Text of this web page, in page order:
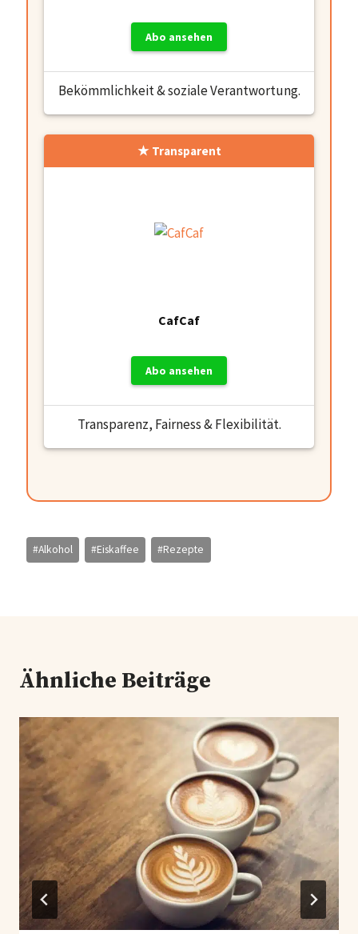
Abo ansehen
Bekömmlichkeit & soziale Verantwortung.
Transparent
CafCaf
Abo ansehen
Transparenz, Fairness & Flexibilität.
Schlagworte:
#Alkohol #Eiskaffee #Rezepte
Ähnliche Beiträge